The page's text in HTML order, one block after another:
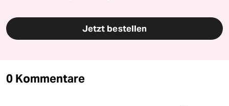
Jetzt bestellen
0 Kommentare